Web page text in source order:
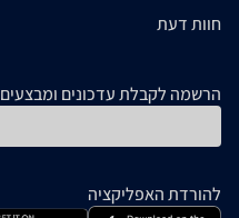
חוות דעת
הרשמה לקבלת עדכונים ומבצעים
להורדת האפליקציה